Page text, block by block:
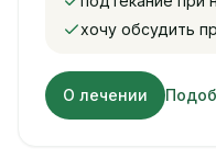
хочу обсудить
О лечении